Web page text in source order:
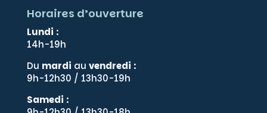
Horaires d’ouverture
Lundi :
14h-19h
Du mardi au vendredi :
9h-12h30 / 13h30-19h
Samedi :